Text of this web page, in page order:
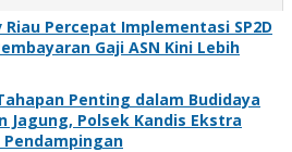
Riau Percepat Implementasi SP2D
Gaji ASN Kini Lebih
Penting dalam Budidaya
Jagung, Polsek Kandis Ekstra
Pendampingan